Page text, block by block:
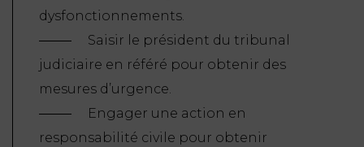
dysfonctionnements.
Saisir le président du tribunal
judiciaire en référé pour obtenir des
mesures d’urgence.
Engager une action en
responsabilité civile pour obtenir